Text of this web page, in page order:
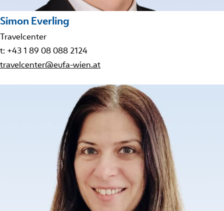
Simon Everling
Travelcenter
t: +43 1 89 08 088 2124
travelcenter@eufa-wien.at